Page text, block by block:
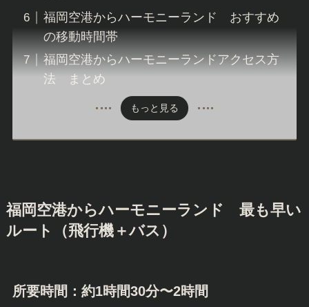
福岡空港からハーモニーランド おすすめ
の移動時間帯
福岡空港からハーモニーランドアクセス方
法 まとめ
もっと見る
福岡空港からハーモニーランド 最も早い
ルート（飛行機＋バス）
所要時間：約1時間30分〜2時間